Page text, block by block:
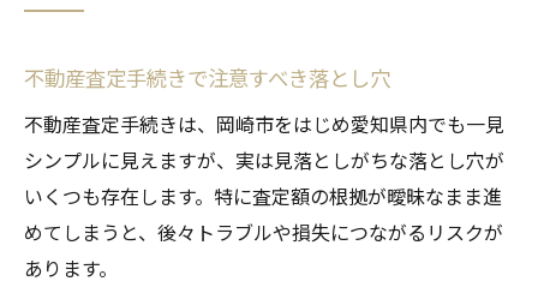
不動産査定手続きで注意すべき落とし穴
不動産査定手続きは、岡崎市をはじめ愛知県内でも一見
シンプルに見えますが、実は見落としがちな落とし穴が
いくつも存在します。特に査定額の根拠が曖昧なまま進
めてしまうと、後々トラブルや損失につながるリスクが
あります。